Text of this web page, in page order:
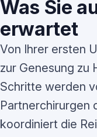
Was Sie
erwartet
Von Ihrer ersten
zur Genesung zu
Schritte werden
Partnerchirurgen
koordiniert die